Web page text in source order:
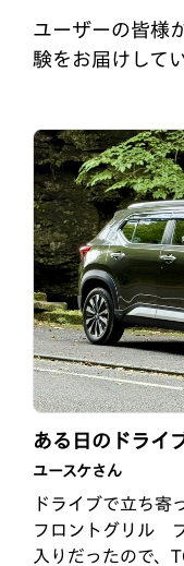
ユーザーの皆様
験をお届けして
お気に入り!!
ターさん
通勤で、他社の軽
エアコン作動時の
旧型のN-WGNに
念願のWR-V
ホンダファンさん
10月31日に納車
を3年半乗って来
てから非常に気に
ある日のドライ
ユースケさん
ドライブで立ち寄
フロントグリル
入りだったので、